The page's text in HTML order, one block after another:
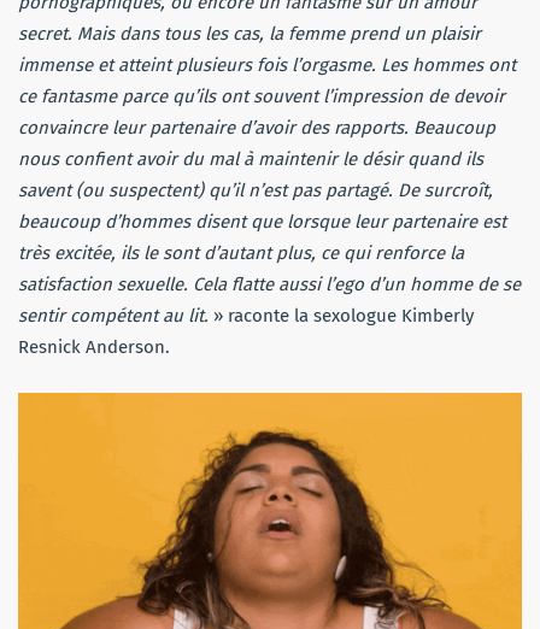
secret. Mais dans tous les cas, la femme prend un plaisir
immense et atteint plusieurs fois l’orgasme. Les hommes ont
ce fantasme parce qu’ils ont souvent l’impression de devoir
convaincre leur partenaire d’avoir des rapports. Beaucoup
nous confient avoir du mal à maintenir le désir quand ils
savent (ou suspectent) qu’il n’est pas partagé. De surcroît,
beaucoup d’hommes disent que lorsque leur partenaire est
très excitée, ils le sont d’autant plus, ce qui renforce la
satisfaction sexuelle. Cela flatte aussi l’ego d’un homme de se
sentir compétent au lit. » raconte la sexologue Kimberly
Resnick Anderson.